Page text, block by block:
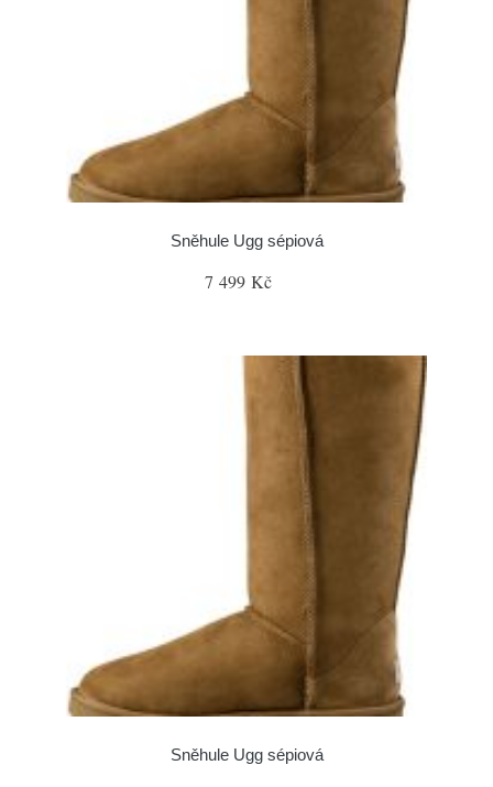
Sněhule Ugg sépiová
7 499 Kč
Sněhule Ugg sépiová